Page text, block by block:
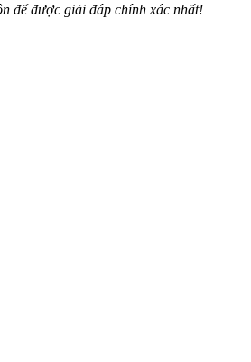
để được giải đáp chính xác nhất!